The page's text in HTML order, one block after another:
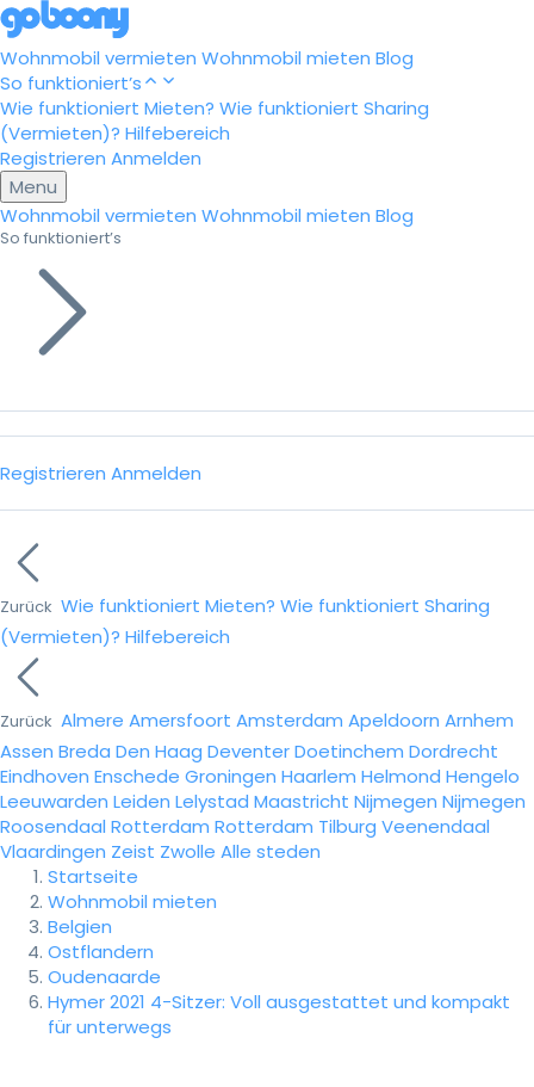
Wohnmobil vermieten Wohnmobil mieten Blog
So funktioniert’s
Wie funktioniert Mieten? Wie funktioniert Sharing
(Vermieten)? Hilfebereich
Registrieren Anmelden
Menu
Wohnmobil vermieten Wohnmobil mieten Blog
So funktioniert’s
Registrieren Anmelden
Zurück Wie funktioniert Mieten? Wie funktioniert Sharing
(Vermieten)? Hilfebereich
Zurück Almere Amersfoort Amsterdam Apeldoorn Arnhem
Assen Breda Den Haag DeventerDoetinchem Dordrecht
Eindhoven Enschede Groningen Haarlem Helmond Hengelo
Leeuwarden Leiden Lelystad Maastricht Nijmegen Nijmegen
Roosendaal Rotterdam Rotterdam Tilburg Veenendaal
Vlaardingen Zeist Zwolle Alle steden
Startseite
Wohnmobil mieten
Belgien
Ostflandern
Oudenaarde
Hymer 2021 4-Sitzer: Voll ausgestattet und kompakt
für unterwegs